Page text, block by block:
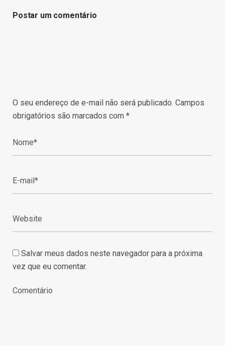
Postar um comentário
O seu endereço de e-mail não será publicado. Campos
obrigatórios são marcados com *
Salvar meus dados neste navegador para a próxima
vez que eu comentar.